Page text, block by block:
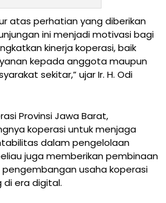
atas perhatian yang diberikan
ini menjadi motivasi bagi
kinerja koperasi, baik
kepada anggota maupun
sekitar,” ujar Ir. H. Odi
Provinsi Jawa Barat,
koperasi untuk menjaga
dalam pengelolaan
juga memberikan pembinaan
usaha koperasi
era digital.